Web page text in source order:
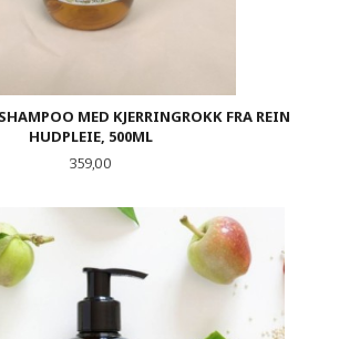
MED KJERRINGROKK FRA REIN
HUDPLEIE, 500ML
Pris
359,00